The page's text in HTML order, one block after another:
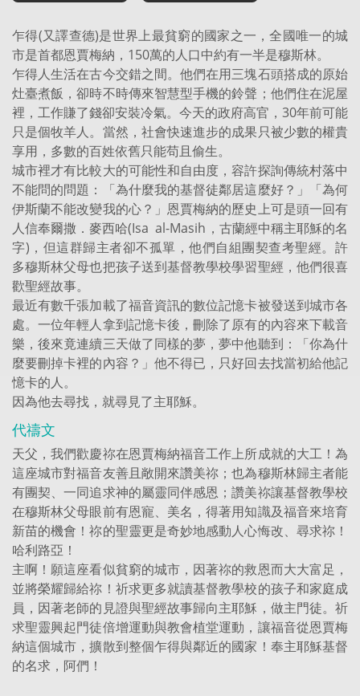
乍得(又譯查德)是世界上最貧窮的國家之一，全國唯一的城
市是首都恩賈梅納，150萬的人口中約有一半是穆斯林。
乍得人生活在古今交錯之間。他們在用三塊石頭搭成的原始
灶臺煮飯，卻時不時傳來智慧型手機的鈴聲；他們住在泥屋
裡，工作賺了錢卻安裝冷氣。今天的政府高官，30年前可能
只是個牧羊人。當然，社會快速進步的成果只被少數的權貴
享用，多數的百姓依舊只能苟且偷生。
城市裡才有比較大的可能性和自由度，容許探詢傳統村落中
不能問的問題：「為什麼我的基督徒鄰居這麼好？」「為何
伊斯蘭不能改變我的心？」恩賈梅納的歷史上可是頭一回有
人信奉爾撒．麥西哈(Isa al-Masih，古蘭經中稱主耶穌的名
字)，但這群歸主者卻不孤單，他們自組團契查考聖經。許
多穆斯林父母也把孩子送到基督教學校學習聖經，他們很喜
歡聖經故事。
最近有數千張加載了福音資訊的數位記憶卡被發送到城市各
處。一位年輕人拿到記憶卡後，刪除了原有的內容來下載音
樂，後來竟連續三天做了同樣的夢，夢中他聽到：「你為什
麼要刪掉卡裡的內容？」他不得已，只好回去找當初給他記
憶卡的人。
因為他去尋找，就尋見了主耶穌。
代禱文
天父，我們歡慶祢在恩賈梅納福音工作上所成就的大工！為
這座城市對福音友善且敞開來讚美祢；也為穆斯林歸主者能
有團契、一同追求神的屬靈同伴感恩；讚美祢讓基督教學校
在穆斯林父母眼前有恩寵、美名，得著用知識及福音來培育
新苗的機會！祢的聖靈更是奇妙地感動人心悔改、尋求祢！
哈利路亞！
主啊！願這座看似貧窮的城市，因著祢的救恩而大大富足，
並將榮耀歸給祢！祈求更多就讀基督教學校的孩子和家庭成
員，因著老師的見證與聖經故事歸向主耶穌，做主門徒。祈
求聖靈興起門徒倍增運動與教會植堂運動，讓福音從恩賈梅
納這個城市，擴散到整個乍得與鄰近的國家！奉主耶穌基督
的名求，阿們！